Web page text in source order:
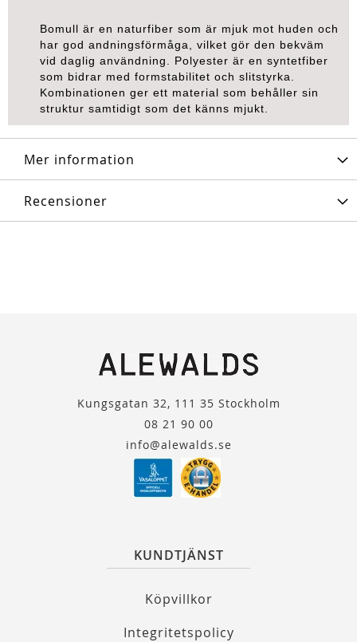
Bomull är en naturfiber som är mjuk mot huden och
har god andningsförmåga, vilket gör den bekväm
vid daglig användning. Polyester är en syntetfiber
som bidrar med formstabilitet och slitstyrka.
Kombinationen ger ett material som behåller sin
struktur samtidigt som det känns mjukt.
Mer information
Recensioner
Kungsgatan 32, 111 35 Stockholm
08 21 90 00
info@alewalds.se
KUNDTJÄNST
Köpvillkor
Integritetspolicy